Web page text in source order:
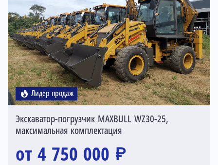
Лидер продаж
Экскаватор-погрузчик MAXBULL WZ30-25,
максимальная комплектация
от 4 750 000 ₽